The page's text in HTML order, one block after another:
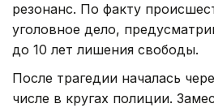
резонанс. По факту
уголовное дело,
до 10 лет лишения свободы.
После трагедии началась
числе в кругах полиции.